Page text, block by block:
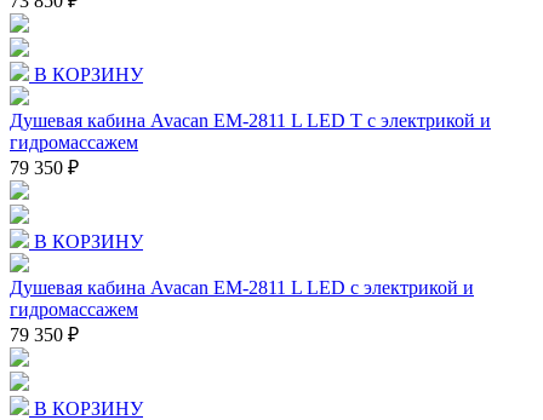
В КОРЗИНУ
Душевая кабина Avacan EM-2811 L LED T с электрикой и
гидромассажем
79 350 ₽
В КОРЗИНУ
Душевая кабина Avacan EM-2811 L LED с электрикой и
гидромассажем
79 350 ₽
В КОРЗИНУ